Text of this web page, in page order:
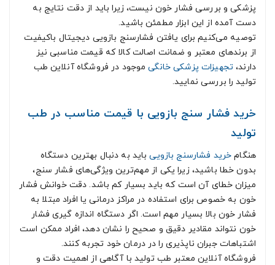
پزشکی و بررسی فشار خون نیست، زیرا باید از دقت نتایج به
دست آمده از این ابزار مطمئن باشید.
توصیه می‌کنیم برای یافتن فشارسنج بازویی دیجیتال باکیفیت
از برندهای معتبر و ضمانت اصالت کالا که قیمت مناسبی نیز
دارند، تجهیزات پزشکی خانگیموجود در فروشگاه آنلاین طب
تولید را بررسی نمایید.
خرید فشار سنج بازویی با قیمت مناسب در طب
تولید
هنگام خرید فشارسنج بازوییباید به دنبال بهترین دستگاه
بدون خطا باشید، زیرا یکی از مهم‌ترین ویژگی‌های فشار سنج،
میزان خطای آن است که باید بسیار کم باشد. دقت خوانش فشار
خون به خصوص برای استفاده در مراکز درمانی یا افراد مبتلا به
فشار خون بالا بسیار مهم است. اگر دستگاه اندازه گیری فشار
خون نتواند مقادیر دقیق و صحیح را نشان دهد، افراد ممکن است
اشتباهات جبران ناپذیری را در درمان خود تجربه کنند.
فروشگاه آنلاین معتبر طب تولید با آگاهی از اهمیت دقت و